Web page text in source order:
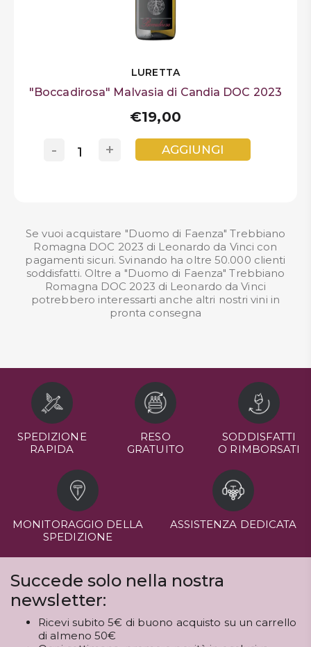
LURETTA
"Boccadirosa" Malvasia di Candia DOC 2023
€19,00
+
- AGGIUNGI
Se vuoi acquistare "Duomo di Faenza" Trebbiano
Romagna DOC 2023 di Leonardo da Vinci con
pagamenti sicuri. Svinando ha oltre 50.000 clienti
soddisfatti. Oltre a "Duomo di Faenza" Trebbiano
Romagna DOC 2023 di Leonardo da Vinci
potrebbero interessarti anche altri nostrivini in
pronta consegna
SPEDIZIONE
RAPIDA
RESO
GRATUITO
SODDISFATTI
O RIMBORSATI
MONITORAGGIO DELLA
SPEDIZIONE
ASSISTENZA DEDICATA
Succede solo nella nostra
newsletter:
Ricevi subito 5€ di buono acquisto su un carrello
di almeno 50€